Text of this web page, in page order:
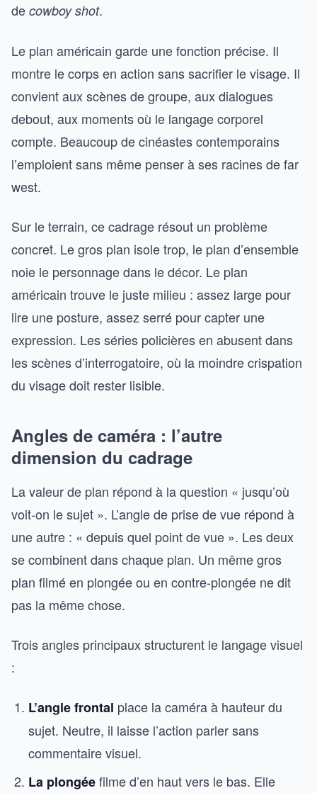
de cowboy shot.
Le plan américain garde une fonction précise. Il
montre le corps en action sans sacrifier le visage. Il
convient aux scènes de groupe, aux dialogues
debout, aux moments où le langage corporel
compte. Beaucoup de cinéastes contemporains
l’emploient sans même penser à ses racines de far
west.
Sur le terrain, ce cadrage résout un problème
concret. Le gros plan isole trop, le plan d’ensemble
noie le personnage dans le décor. Le plan
américain trouve le juste milieu : assez large pour
lire une posture, assez serré pour capter une
expression. Les séries policières en abusent dans
les scènes d’interrogatoire, où la moindre crispation
du visage doit rester lisible.
Angles de caméra : l’autre
dimension du cadrage
La valeur de plan répond à la question « jusqu’où
voit-on le sujet ». L’angle de prise de vue répond à
une autre : « depuis quel point de vue ». Les deux
se combinent dans chaque plan. Un même gros
plan filmé en plongée ou en contre-plongée ne dit
pas la même chose.
Trois angles principaux structurent le langage visuel
:
L’angle frontal place la caméra à hauteur du
sujet. Neutre, il laisse l’action parler sans
commentaire visuel.
La plongéefilme d’en haut vers le bas. Elle